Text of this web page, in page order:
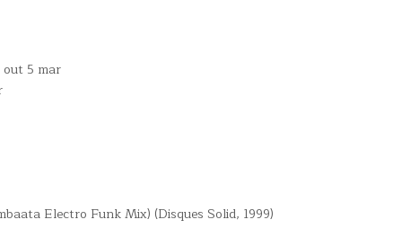
out 5 mar
Electro Funk Mix) (Disques Solid, 1999)